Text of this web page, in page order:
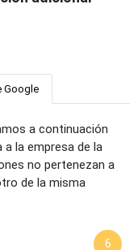
Google
a continuación
la empresa de la
no pertenezan a
de la misma
6